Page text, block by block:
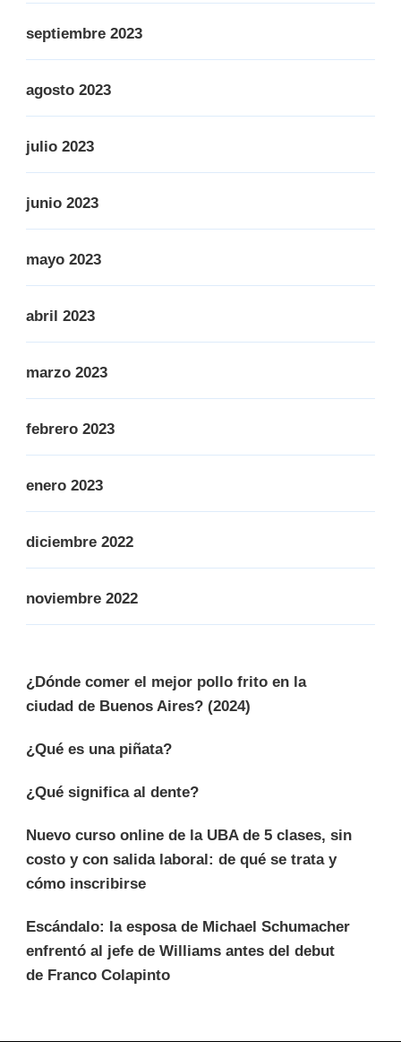
septiembre 2023
agosto 2023
julio 2023
junio 2023
mayo 2023
abril 2023
marzo 2023
febrero 2023
enero 2023
diciembre 2022
noviembre 2022
¿Dónde comer el mejor pollo frito en la
ciudad de Buenos Aires? (2024)
¿Qué es una piñata?
¿Qué significa al dente?
Nuevo curso online de la UBA de 5 clases, sin
costo y con salida laboral: de qué se trata y
cómo inscribirse
Escándalo: la esposa de Michael Schumacher
enfrentó al jefe de Williams antes del debut
de Franco Colapinto